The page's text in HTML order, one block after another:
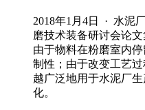
2018年1月4日 · 水泥
磨技术装备研讨会论
由于物料在粉磨室内
制性；由于改变工艺
越广泛地用于水泥厂
化。